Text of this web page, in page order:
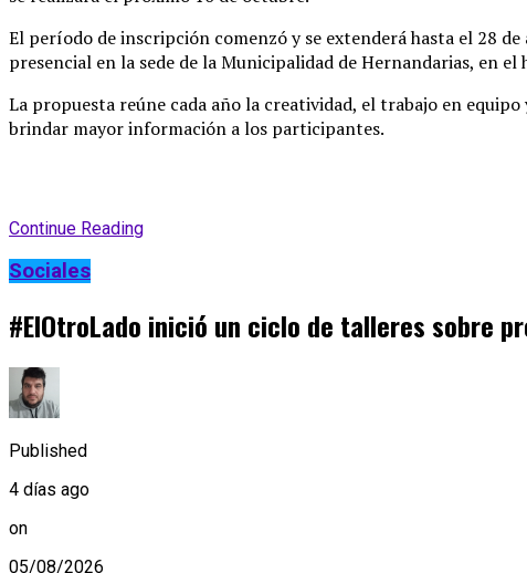
El período de inscripción comenzó y se extenderá hasta el 28 de
presencial en la sede de la Municipalidad de Hernandarias, en el
La propuesta reúne cada año la creatividad, el trabajo en
brindar mayor información a los participantes.
Continue Reading
Sociales
#ElOtroLado inició un ciclo de talleres sobre
Published
4 días ago
on
05/08/2026